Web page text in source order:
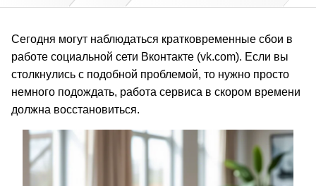
Сегодня могут наблюдаться кратковременные сбои в
работе социальной сети Вконтакте (vk.com). Если вы
столкнулись с подобной проблемой, то нужно просто
немного подождать, работа сервиса в скором времени
должна восстановиться.